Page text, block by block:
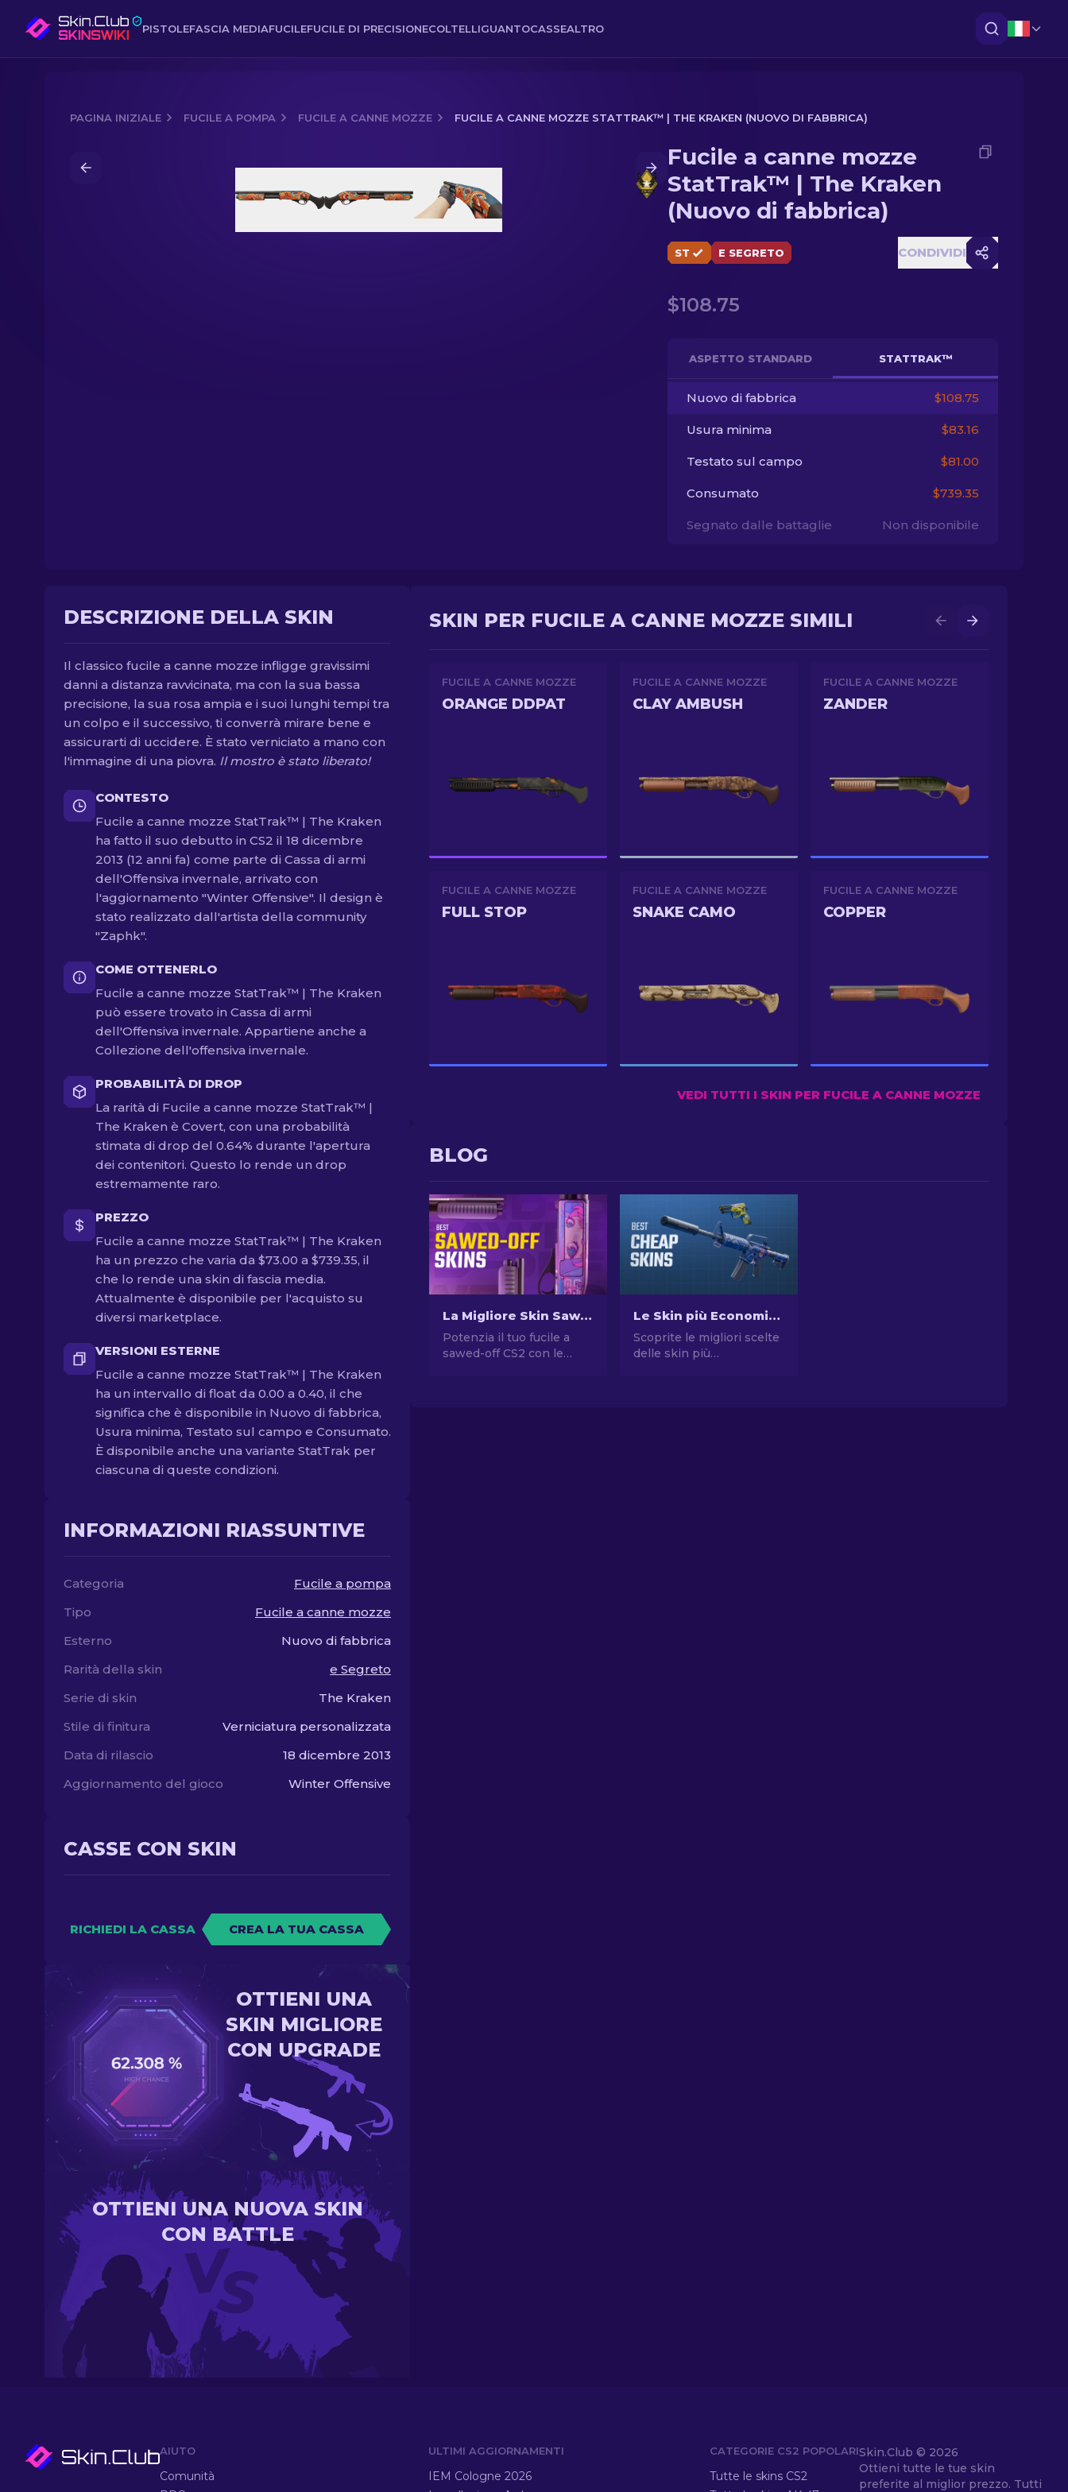
PISTOLEFASCIA MEDIAFUCILEFUCILE DI PRECISIONECOLTELLIGUANTOCASSEALTRO
PAGINA INIZIALE FUCILE A POMPA FUCILE A CANNE MOZZE FUCILE A CANNE MOZZE STATTRAK™ | THE KRAKEN (NUOVO DI FABBRICA)
Fucile a canne mozze
StatTrak™ | The Kraken
(Nuovo di fabbrica)
ST E SEGRETO CONDIVIDI
$108.75
ASPETTO STANDARD STATTRAK™
Nuovo di fabbrica $108.75
Usura minima $83.16
Testato sul campo $81.00
Consumato $739.35
Segnato dalle battaglie Non disponibile
DESCRIZIONE DELLA SKIN
Il classico fucile a canne mozze infligge gravissimi
danni a distanza ravvicinata, ma con la sua bassa
precisione, la sua rosa ampia e i suoi lunghi tempi tra
un colpo e il successivo, ti converrà mirare bene e
assicurarti di uccidere. È stato verniciato a mano con
l'immagine di una piovra. Il mostro è stato liberato!
CONTESTO
Fucile a canne mozze StatTrak™ | The Kraken
ha fatto il suo debutto in CS2 il 18 dicembre
2013 (12 anni fa) come parte di Cassa di armi
dell'Offensiva invernale, arrivato con
l'aggiornamento "Winter Offensive". Il design è
stato realizzato dall'artista della community
"Zaphk".
COME OTTENERLO
Fucile a canne mozze StatTrak™ | The Kraken
può essere trovato in Cassa di armi
dell'Offensiva invernale. Appartiene anche a
Collezione dell'offensiva invernale.
PROBABILITÀ DI DROP
La rarità di Fucile a canne mozze StatTrak™ |
The Kraken è Covert, con una probabilità
stimata di drop del 0.64% durante l'apertura
dei contenitori. Questo lo rende un drop
estremamente raro.
PREZZO
Fucile a canne mozze StatTrak™ | The Kraken
ha un prezzo che varia da $73.00 a $739.35, il
che lo rende una skin di fascia media.
Attualmente è disponibile per l'acquisto su
diversi marketplace.
VERSIONI ESTERNE
Fucile a canne mozze StatTrak™ | The Kraken
ha un intervallo di float da 0.00 a 0.40, il che
significa che è disponibile in Nuovo di fabbrica,
Usura minima, Testato sul campo e Consumato.
È disponibile anche una variante StatTrak per
ciascuna di queste condizioni.
INFORMAZIONI RIASSUNTIVE
Categoria
Fucile a pompa
Tipo
Fucile a canne mozze
Esterno
Nuovo di fabbrica
Rarità della skin
e Segreto
Serie di skin
The Kraken
Stile di finitura
Verniciatura personalizzata
Data di rilascio
18 dicembre 2013
Aggiornamento del gioco
Winter Offensive
CASSE CON SKIN
RICHIEDI LA CASSA CREA LA TUA CASSA
OTTIENI UNA
SKIN MIGLIORE
CON UPGRADE
OTTIENI UNA NUOVA SKIN
CON BATTLE
SKIN PER FUCILE A CANNE MOZZE SIMILI
FUCILE A CANNE MOZZE
ORANGE DDPAT
FUCILE A CANNE MOZZE
CLAY AMBUSH
FUCILE A CANNE MOZZE
ZANDER
FUCILE A CANNE MOZZE
FULL STOP
FUCILE A CANNE MOZZE
SNAKE CAMO
FUCILE A CANNE MOZZE
COPPER
VEDI TUTTI I SKIN PER FUCILE A CANNE MOZZE
BLOG
La Migliore Skin Sawed-off di CS2
Potenzia il tuo fucile a
sawed-off CS2 con le
Le Skin più Economiche in CS2 [2026]
Scoprite le migliori scelte
delle skin più
AIUTO
Comunità
ULTIMI AGGIORNAMENTI
IEM Cologne 2026
CATEGORIE CS2 POPOLARI
Tutte le skins CS2
Skin.Club © 2026
Ottieni tutte le tue skin
preferite al miglior prezzo. Tutti